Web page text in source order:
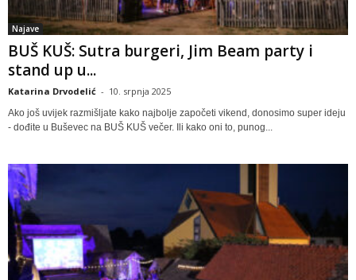
Najave
BUŠ KUŠ: Sutra burgeri, Jim Beam party i
stand up u...
Katarina Drvodelić - 10. srpnja 2025
Ako još uvijek razmišljate kako najbolje započeti vikend, donosimo super ideju
- dođite u Buševec na BUŠ KUŠ večer. Ili kako oni to, punog...